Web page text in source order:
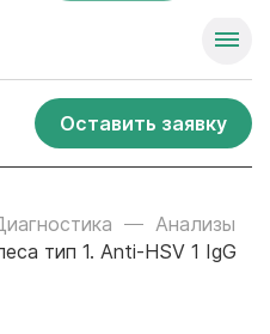
Оставить заявку
Анализы
тип 1. Anti-HSV 1 IgG